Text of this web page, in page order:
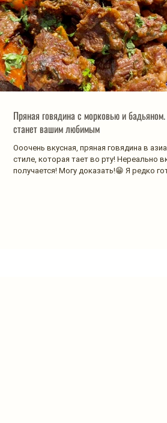
Пряная говядина с морковью и бадьяном.
станет вашим любимым
Ооочень вкусная, пряная говядина в
стиле, которая тает во рту! Нереально
получается! Могу доказать!😁 Я редко